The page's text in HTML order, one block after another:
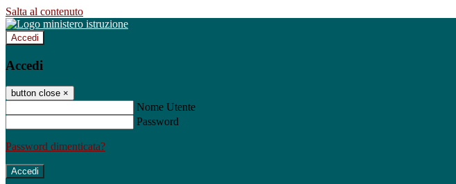
Salta al contenuto
Accedi
Accedi
button close ×
Nome Utente
Password
Password dimenticata?